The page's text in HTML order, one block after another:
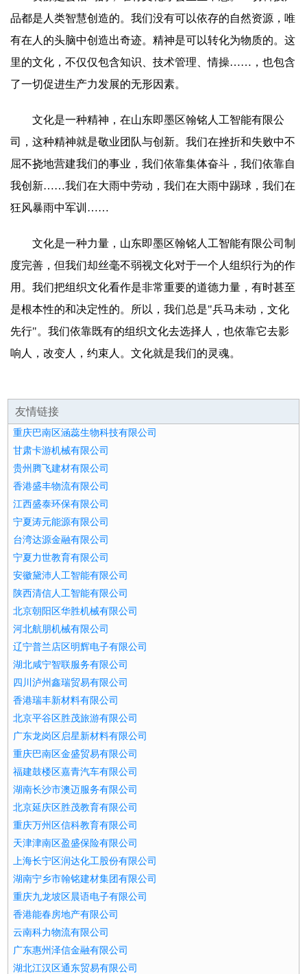
品都是人类智慧创造的。我们没有可以依存的自然资源，唯
有在人的头脑中创造出奇迹。精神是可以转化为物质的。这
里的文化，不仅仅包含知识、技术管理、情操……，也包含
了一切促进生产力发展的无形因素。
文化是一种精神，在山东即墨区翰铭人工智能有限公
司，这种精神就是敬业团队与创新。我们在挫折和失败中不
屈不挠地营建我们的事业，我们依靠集体奋斗，我们依靠自
我创新……我们在大雨中劳动，我们在大雨中踢球，我们在
狂风暴雨中军训……
文化是一种力量，山东即墨区翰铭人工智能有限公司制
度完善，但我们却丝毫不弱视文化对于一个人组织行为的作
用。我们把组织文化看作是非常重要的道德力量，有时甚至
是根本性的和决定性的。所以，我们总是"兵马未动，文化
先行"。我们依靠既有的组织文化去选择人，也依靠它去影
响人，改变人，约束人。文化就是我们的灵魂。
友情链接
重庆巴南区涵蕊生物科技有限公司
甘肃卡游机械有限公司
贵州腾飞建材有限公司
香港盛丰物流有限公司
江西盛泰环保有限公司
宁夏涛元能源有限公司
台湾达源金融有限公司
宁夏力世教育有限公司
安徽黛沛人工智能有限公司
陕西清信人工智能有限公司
北京朝阳区华胜机械有限公司
河北航朋机械有限公司
辽宁普兰店区明辉电子有限公司
湖北咸宁智联服务有限公司
四川泸州鑫瑞贸易有限公司
香港瑞丰新材料有限公司
北京平谷区胜茂旅游有限公司
广东龙岗区启星新材料有限公司
重庆巴南区金盛贸易有限公司
福建鼓楼区嘉青汽车有限公司
湖南长沙市澳迈服务有限公司
北京延庆区胜茂教育有限公司
重庆万州区信科教育有限公司
天津津南区盈盛保险有限公司
上海长宁区润达化工股份有限公司
湖南宁乡市翰铭建材集团有限公司
重庆九龙坡区晨语电子有限公司
香港能春房地产有限公司
云南科力物流有限公司
广东惠州泽信金融有限公司
湖北江汉区通东贸易有限公司